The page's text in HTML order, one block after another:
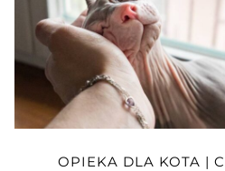
OPIEKA DLA KOTA |